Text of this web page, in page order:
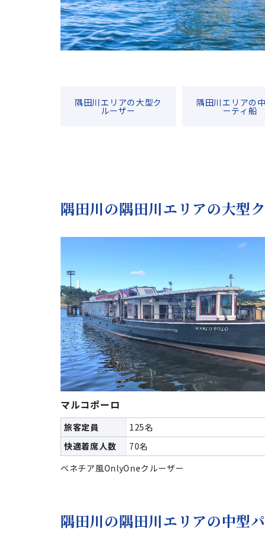
隅田川エリアの大型ク
ルーザー
隅田川エリアの
ーティ船
隅田川の隅田川エリアの大型
マルコポーロ
旅客定員
125名
快適着席人数
70名
ベネチア風OnlyOneクルーザー
隅田川の隅田川エリアの中型